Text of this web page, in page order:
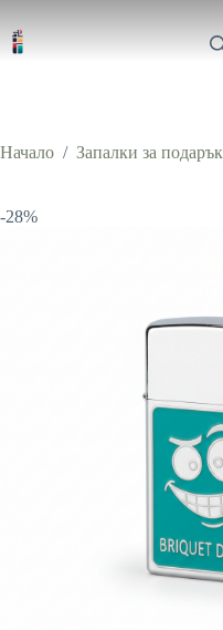
content
Начало / Запалки за подарък
-28%